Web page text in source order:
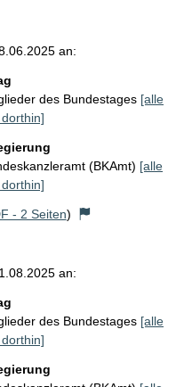
an:
des Bundestages [alle
(BKAmt) [alle
- 2 Seiten)
an:
des Bundestages [alle